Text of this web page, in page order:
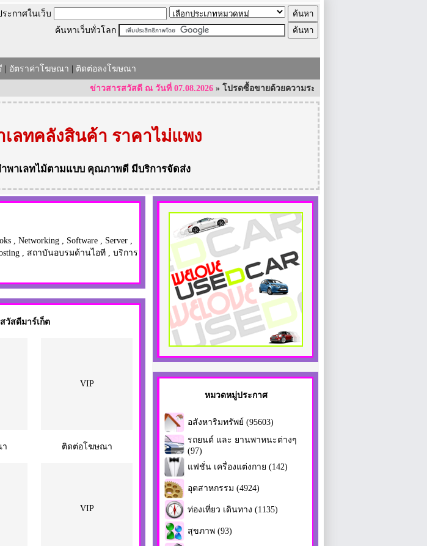
ะกาศในเว็บ
ค้นหาเว็บทั่วโลก
อัตราค่าโฆษณา ติดต่อลงโฆษณา
ข่าวสารสวัสดี ณ วันที่ 07.08.2026»โปรดซื้อขายด้วยความระมัดระวัง และใช้ความรอบคอบเป็น
ลทคลังสินค้า ราคาไม่แพง
พาเลทไม้ตามแบบ คุณภาพดี มีบริการจัดส่ง
Networking Software Server
สถาบันอบรมด้านไอที
บริการ
วัสดีมาร์เก็ต
VIP
ติดต่อโฆษณา
VIP
หมวดหมู่ประกาศ
อสังหาริมทรัพย์ (95603)
รถยนต์ และ ยานพาหนะต่างๆ
(97)
แฟชั่น เครื่องแต่งกาย (142)
อุตสาหกรรม (4924)
ท่องเที่ยว เดินทาง (1135)
สุขภาพ (93)